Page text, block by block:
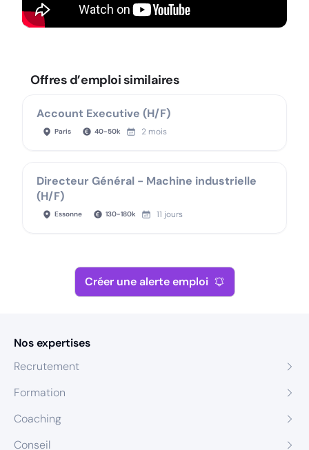
Offres d’emploi similaires
Account Executive (H/F)
Paris 40-50k 2 mois
Directeur Général - Machine industrielle
(H/F)
Essonne 130-180k 11 jours
Créer une alerte emploi
Nos expertises
Recrutement
Formation
Coaching
Conseil